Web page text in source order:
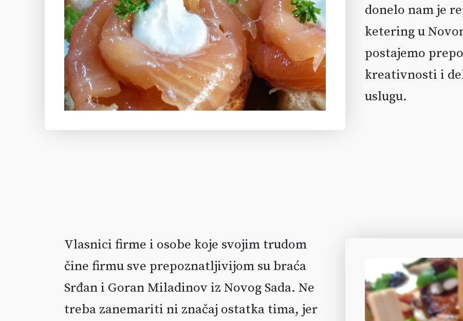
donelo nam je
ketering u
postajemo
kreativnosti i
uslugu.
Vlasnici firme i osobe koje svojim trudom
čine firmu sve prepoznatljivijom su braća
Srđan i Goran Miladinov iz Novog Sada. Ne
treba zanemariti ni značaj ostatka tima, jer